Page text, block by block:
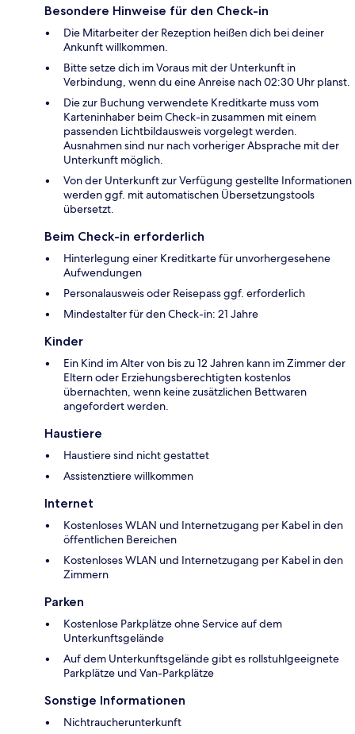
Besondere Hinweise für den Check-in
Die Mitarbeiter der Rezeption heißen dich bei deiner
Ankunft willkommen.
Bitte setze dich im Voraus mit der Unterkunft in
Verbindung, wenn du eine Anreise nach 02:30 Uhr planst.
Die zur Buchung verwendete Kreditkarte muss vom
Karteninhaber beim Check-in zusammen mit einem
passenden Lichtbildausweis vorgelegt werden.
Ausnahmen sind nur nach vorheriger Absprache mit der
Unterkunft möglich.
Von der Unterkunft zur Verfügung gestellte Informationen
werden ggf. mit automatischen Übersetzungstools
übersetzt.
Beim Check-in erforderlich
Hinterlegung einer Kreditkarte für unvorhergesehene
Aufwendungen
Personalausweis oder Reisepass ggf. erforderlich
Mindestalter für den Check-in: 21 Jahre
Kinder
Ein Kind im Alter von bis zu 12 Jahren kann im Zimmer der
Eltern oder Erziehungsberechtigten kostenlos
übernachten, wenn keine zusätzlichen Bettwaren
angefordert werden.
Haustiere
Haustiere sind nicht gestattet
Assistenztiere willkommen
Internet
Kostenloses WLAN und Internetzugang per Kabel in den
öffentlichen Bereichen
Kostenloses WLAN und Internetzugang per Kabel in den
Zimmern
Parken
Kostenlose Parkplätze ohne Service auf dem
Unterkunftsgelände
Auf dem Unterkunftsgelände gibt es rollstuhlgeeignete
Parkplätze und Van-Parkplätze
Sonstige Informationen
Nichtraucherunterkunft